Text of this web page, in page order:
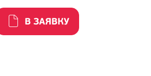
В ЗАЯВКУ